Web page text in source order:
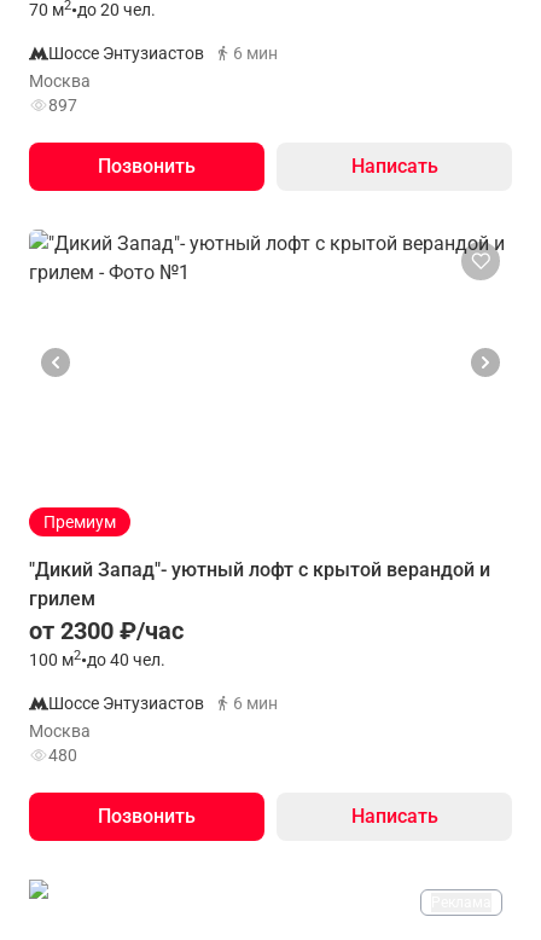
70 м2•до 20 чел.
Шоссе Энтузиастов
6 мин
Москва
897
Позвонить Написать
Премиум
"Дикий Запад"- уютный лофт с крытой верандой и
грилем
от 2300 ₽/час
100 м2•до 40 чел.
Шоссе Энтузиастов
6 мин
Москва
480
Позвонить Написать